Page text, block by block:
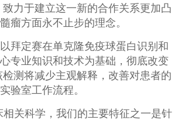
力于建立这一新的合作关系更加凸
瘤方面永不止步的理念。
拜定赛在单克隆免疫球蛋白识别和
专业知识和技术为基础，彻底改变
测将减少主观解释，改善对患者的
验室工作流程。
相关科学，我们的主要特征之一是针